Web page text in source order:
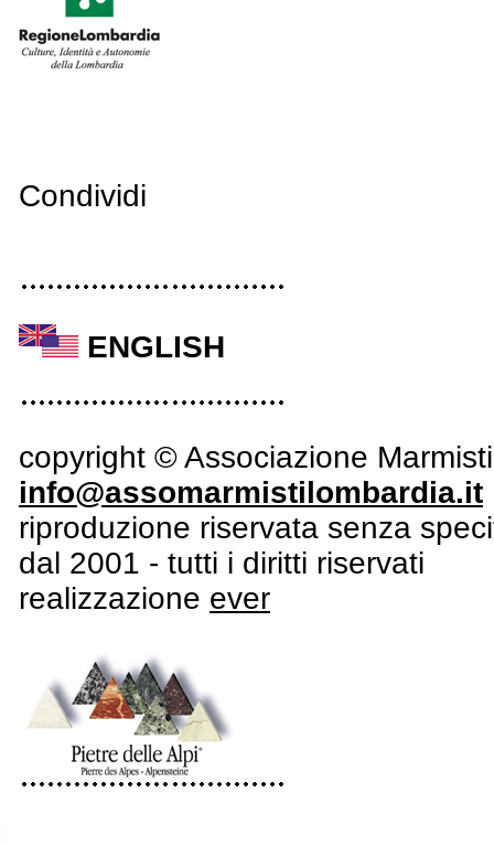
Condividi
ENGLISH
copyright © Associazione
info@assomarmistilombardia.it
riproduzione riservata senza
dal 2001 - tutti i diritti riservati
realizzazione ever